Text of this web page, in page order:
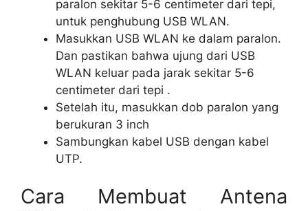
paralon sekitar 5-6 centimeter dari tepi,
untuk penghubung USB WLAN.
Masukkan USB WLAN ke dalam paralon.
Dan pastikan bahwa ujung dari USB
WLAN keluar pada jarak sekitar 5-6
centimeter dari tepi .
Setelah itu, masukkan dob paralon yang
berukuran 3 inch
Sambungkan kabel USB dengan kabel
UTP.
Cara Membuat Antena